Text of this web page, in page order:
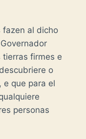
fazen al dicho
tierras firmes e
o
e que para el
personas